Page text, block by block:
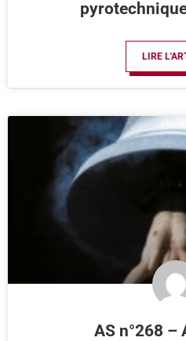
LIRE
AS n°268 –